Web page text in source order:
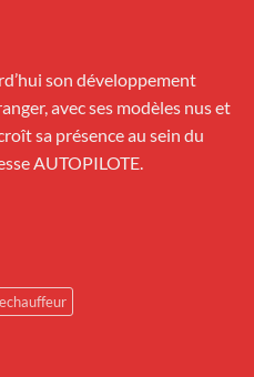
son développement
avec ses modèles nus et
sa présence au sein du
AUTOPILOTE.